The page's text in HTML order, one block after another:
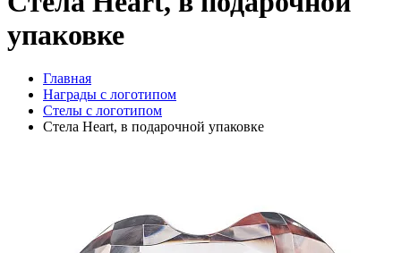
упаковке
Главная
Награды с логотипом
Стелы с логотипом
Стела Heart, в подарочной упаковке